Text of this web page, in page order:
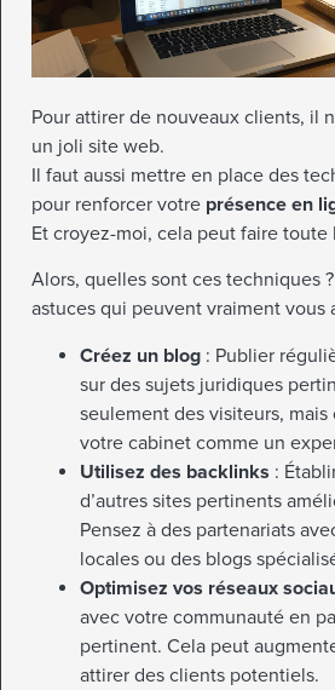
Pour attirer de nouveaux clients, il
un joli site web.
Il faut aussi mettre en place des
pour renforcer votre présence en
Et croyez-moi, cela peut faire toute
Alors, quelles sont ces techniques
astuces qui peuvent vraiment vous
Créez un blog : Publier
sur des sujets juridiques
seulement des visiteurs,
votre cabinet comme un
Utilisez des backlinks :
d’autres sites pertinents
Pensez à des partenariats
locales ou des blogs
Optimisez vos réseaux
avec votre communauté en
pertinent. Cela peut
attirer des clients potentiels.